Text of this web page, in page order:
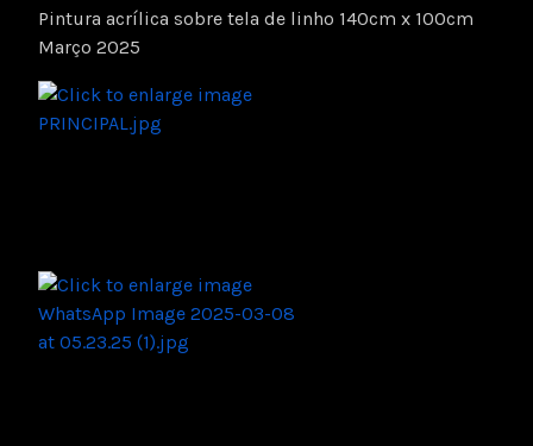
Pintura acrílica sobre tela de linho 140cm x 100cm
Março 2025